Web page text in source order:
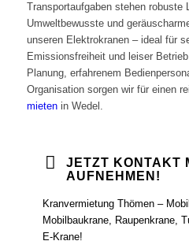
Transportaufgaben stehen robuste
Umweltbewusste und
unseren Elektrokranen – ideal für
Emissionsfreiheit und leiser
Planung, erfahrenem
Organisation sorgen wir für einen
mietenin Wedel.
JETZT KONTAKT
AUFNEHMEN!
Kranvermietung Thömen –
Mobilbaukrane, Raupenkrane,
E-Krane!